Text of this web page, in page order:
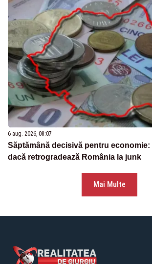
6 aug. 2026, 08:07
Săptămână decisivă pentru economie:
dacă retrogradează România la junk
Mai Multe